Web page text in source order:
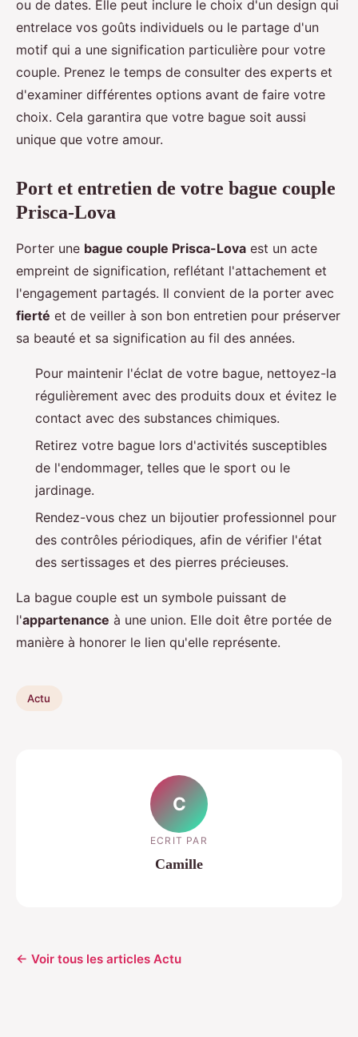
ou de dates. Elle peut inclure le choix d'un design qui
entrelace vos goûts individuels ou le partage d'un
motif qui a une signification particulière pour votre
couple. Prenez le temps de consulter des experts et
d'examiner différentes options avant de faire votre
choix. Cela garantira que votre bague soit aussi
unique que votre amour.
Port et entretien de votre bague couple
Prisca-Lova
Porter une bague couple Prisca-Lova est un acte
empreint de signification, reflétant l'attachement et
l'engagement partagés. Il convient de la porter avec
fierté et de veiller à son bon entretien pour préserver
sa beauté et sa signification au fil des années.
Pour maintenir l'éclat de votre bague, nettoyez-la
régulièrement avec des produits doux et évitez le
contact avec des substances chimiques.
Retirez votre bague lors d'activités susceptibles
de l'endommager, telles que le sport ou le
jardinage.
Rendez-vous chez un bijoutier professionnel pour
des contrôles périodiques, afin de vérifier l'état
des sertissages et des pierres précieuses.
La bague couple est un symbole puissant de
l'appartenance à une union. Elle doit être portée de
manière à honorer le lien qu'elle représente.
Actu
C
ECRIT PAR
Camille
← Voir tous les articles Actu